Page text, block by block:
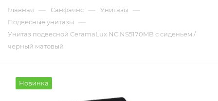
Главная — Санфаянс — Унитазы —
Подвесные унитазы —
Унитаз подвесной CeramaLux NC NS5170MB с сиденьем /
черный матовый
Новинка